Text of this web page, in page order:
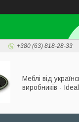
+380 (63) 818-28-33
Меблі від
виробників -